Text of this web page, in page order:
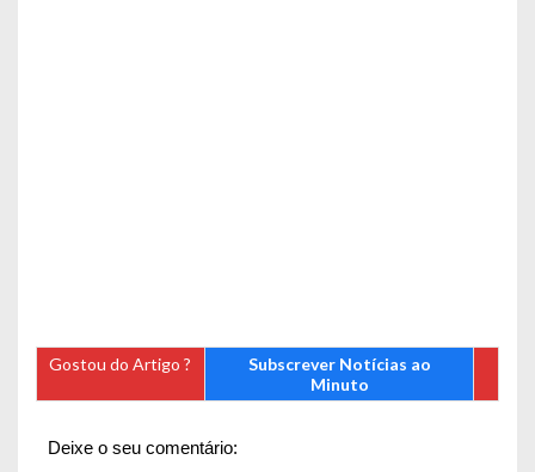
Gostou do Artigo ?
Subscrever Notícias ao
Minuto
Deixe o seu comentário: